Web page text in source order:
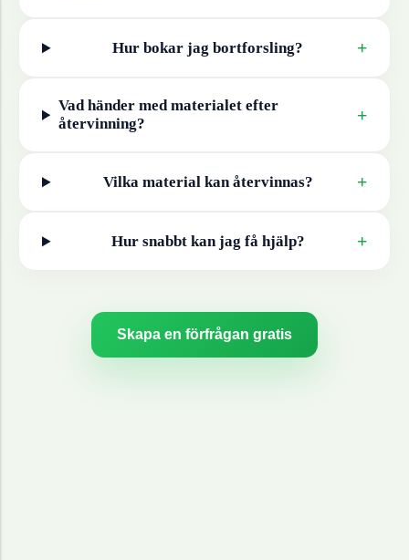
Hur bokar jag bortforsling? +
Vad händer med materialet efter
återvinning?
+
Vilka material kan återvinnas? +
Hur snabbt kan jag få hjälp? +
Skapa en förfrågan gratis